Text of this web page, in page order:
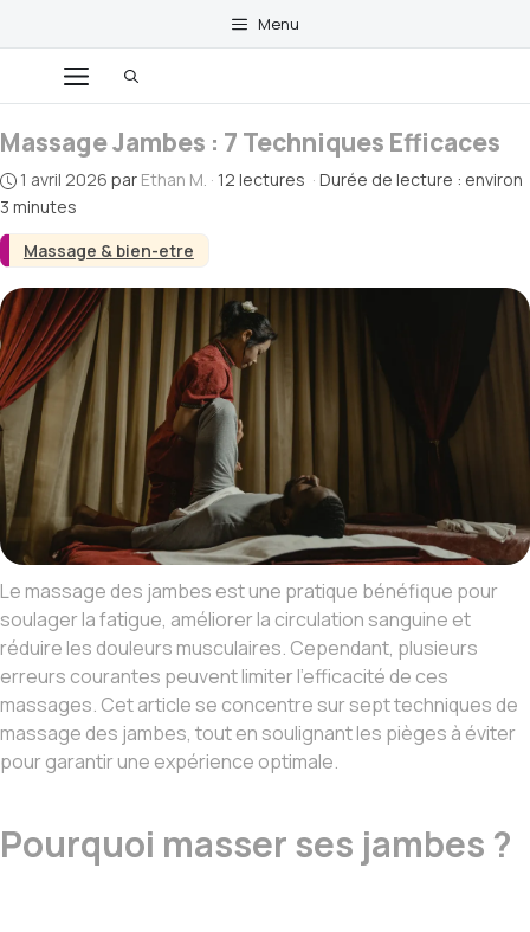
contenu
Menu
Menu
Massage & bien-etre
Massage Jambes : 7 Techniques Efficaces
1 avril 2026 par Ethan M. · 12 lectures · Durée de lecture : environ
3 minutes
Le massage des jambes est une pratique bénéfique pour
soulager la fatigue, améliorer la circulation sanguine et
réduire les douleurs musculaires. Cependant, plusieurs
erreurs courantes peuvent limiter l’efficacité de ces
massages. Cet article se concentre sur sept techniques de
massage des jambes, tout en soulignant les pièges à éviter
pour garantir une expérience optimale.
Pourquoi masser ses jambes ?